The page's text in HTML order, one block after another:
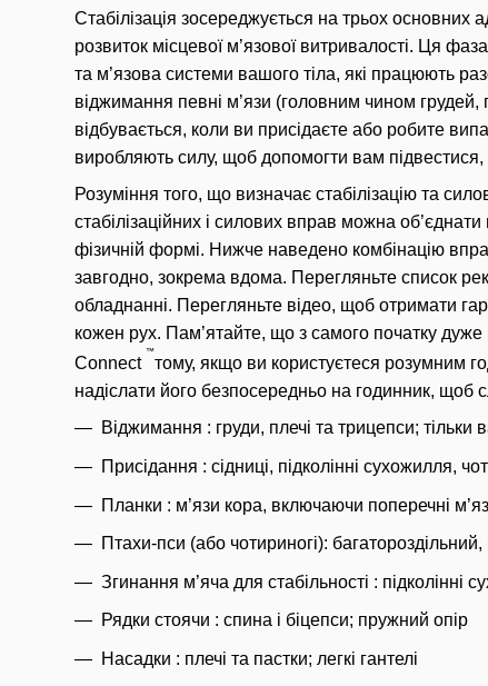
Стабілізація зосереджується на трьох основних
розвиток місцевої м’язової витривалості. Ця фаза
та м’язова системи вашого тіла, які працюють
віджимання певні м’язи (головним чином
відбувається, коли ви присідаєте або робите
виробляють силу, щоб допомогти вам підвестися,
Розуміння того, що визначає стабілізацію та
стабілізаційних і силових вправ можна
фізичній формі. Нижче наведено комбінацію
завгодно, зокрема вдома. Перегляньте список
обладнанні. Перегляньте відео, щоб отримати
кожен рух. Пам’ятайте, що з самого початку
Connect
™
тому, якщо ви користуєтеся розумним
надіслати його безпосередньо на годинник, щоб
Віджимання : груди, плечі та трицепси; тільки
Присідання : сідниці, підколінні сухожилля,
Планки : м’язи кора, включаючи поперечні
Птахи-пси (або чотириногі):
Згинання м’яча для стабільності : підколінні
Рядки стоячи : спина і біцепси; пружний опір
Насадки : плечі та пастки; легкі гантелі